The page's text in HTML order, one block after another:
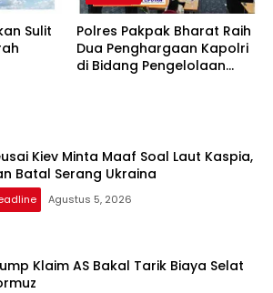
Sulit
Polres Pakpak Bharat Raih
Dua Penghargaan Kapolri
di Bidang Pengelolaan
Kiev Minta Maaf Soal Laut Kaspia,
Batal Serang Ukraina
Agustus 5, 2026
Klaim AS Bakal Tarik Biaya Selat